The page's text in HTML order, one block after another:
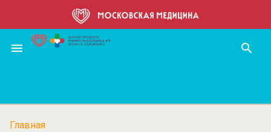
основному
содержанию
menu search
Главная